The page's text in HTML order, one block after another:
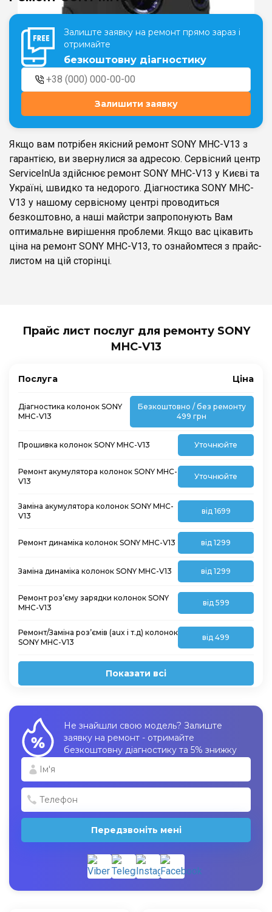
Театральна
м. Київ, вул. Хрещатик 44-A м. Київ, вул. Анни Ахматової, 30
Оболонь
м. Київ, ТЦ LAKE PLAZA, вул. Героїв
полку “Азов”, 12
Дарниця
м. Київ, Комфорт Таун, вул.
Березнева, 16, корпус 3
RU
Залиште заявку на ремонт прямо зараз і
отримайте
безкоштовну діагностику
Залишити заявку
Якщо вам потрібен якісний ремонт SONY MHC-V13 з
гарантією, ви звернулися за адресою. Сервісний центр
ServiceInUa здійснює ремонт SONY MHC-V13 у Києві та
Україні, швидко та недорого. Діагностика SONY MHC-
V13 у нашому сервісному центрі проводиться
безкоштовно, а наші майстри запропонують Вам
оптимальне вирішення проблеми. Якщо вас цікавить
ціна на ремонт SONY MHC-V13, то ознайомтеся з прайс-
листом на цій сторінці.
Прайс лист послуг для ремонту SONY
MHC-V13
Послуга Ціна
Діагностика колонок SONY
MHC-V13
Безкоштовно / без ремонту
499 грн
Прошивка колонок SONY MHC-V13 Уточнюйте
Ремонт акумулятора колонок SONY MHC-
V13
Уточнюйте
Заміна акумулятора колонок SONY MHC-
V13
від 1699
Ремонт динаміка колонок SONY MHC-V13 від 1299
Заміна динаміка колонок SONY MHC-V13 від 1299
Ремонт роз’єму зарядки колонок SONY
MHC-V13
від 599
Ремонт/Заміна роз’ємів (aux і т.д) колонок
SONY MHC-V13
від 499
Показати всі
Не знайшли свою модель? Залиште
заявку на ремонт - отримайте
безкоштовну діагностику та 5% знижку
Передзвоніть мені